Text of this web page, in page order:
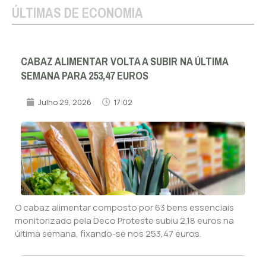
ÚLTIMAS DE ECONOMIA
CABAZ ALIMENTAR VOLTA A SUBIR NA ÚLTIMA
SEMANA PARA 253,47 EUROS
Julho 29, 2026 17:02
O cabaz alimentar composto por 63 bens essenciais
monitorizado pela Deco Proteste subiu 2,18 euros na
última semana, fixando-se nos 253,47 euros.